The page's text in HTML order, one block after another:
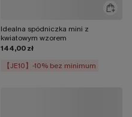
Idealna spódniczka mini z
kwiatowym wzorem
144,00 zł
【JE10】-10% bez minimum